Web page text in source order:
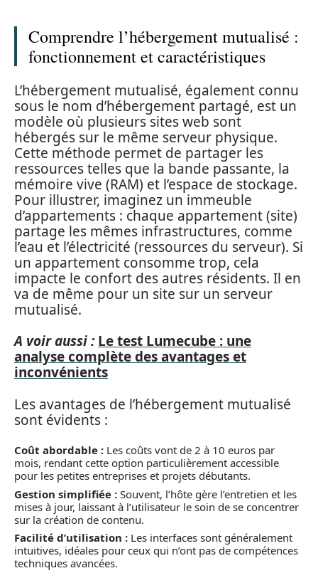
Comprendre l’hébergement mutualisé :
fonctionnement et caractéristiques
L’hébergement mutualisé, également connu
sous le nom d’hébergement partagé, est un
modèle où plusieurs sites web sont
hébergés sur le même serveur physique.
Cette méthode permet de partager les
ressources telles que la bande passante, la
mémoire vive (RAM) et l’espace de stockage.
Pour illustrer, imaginez un immeuble
d’appartements : chaque appartement (site)
partage les mêmes infrastructures, comme
l’eau et l’électricité (ressources du serveur). Si
un appartement consomme trop, cela
impacte le confort des autres résidents. Il en
va de même pour un site sur un serveur
mutualisé.
A voir aussi : Le test Lumecube : une
analyse complète des avantages et
inconvénients
Les avantages de l’hébergement mutualisé
sont évidents :
Coût abordable : Les coûts vont de 2 à 10 euros par
mois, rendant cette option particulièrement accessible
pour les petites entreprises et projets débutants.
Gestion simplifiée : Souvent, l’hôte gère l’entretien et les
mises à jour, laissant à l’utilisateur le soin de se concentrer
sur la création de contenu.
Facilité d’utilisation : Les interfaces sont généralement
intuitives, idéales pour ceux qui n’ont pas de compétences
techniques avancées.